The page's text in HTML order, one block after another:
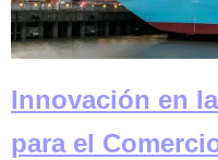
Innovación en
para el